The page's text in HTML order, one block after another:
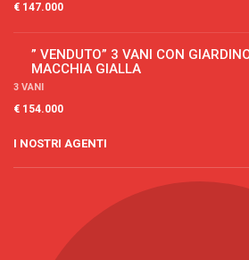
€ 147.000
” VENDUTO” 3 VANI CON
MACCHIA GIALLA
3 VANI
€ 154.000
I NOSTRI AGENTI